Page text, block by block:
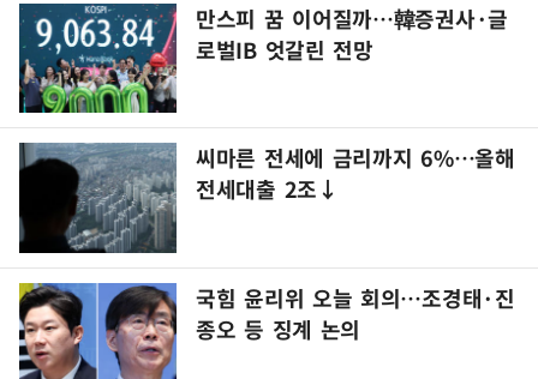
만스피 꿈 이어질까…韓증권사·글
로벌IB 엇갈린 전망
씨마른 전세에 금리까지 6%…올해
전세대출 2조↓
국힘 윤리위 오늘 회의…조경태·진
종오 등 징계 논의